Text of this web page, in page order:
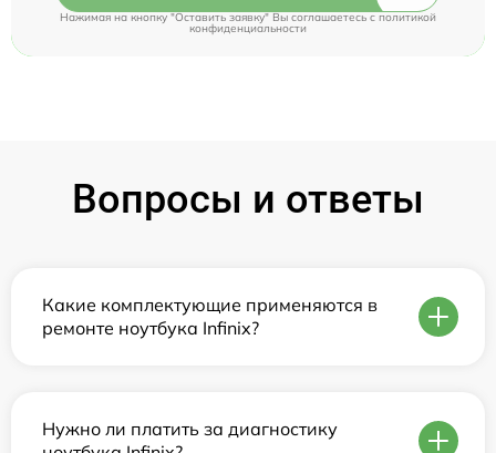
Нажимая на кнопку "Оставить заявку" Вы соглашаетесь c политикой
конфиденциальности
Вопросы и ответы
Какие комплектующие применяются в
ремонте ноутбука Infinix?
Нужно ли платить за диагностику